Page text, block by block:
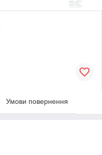
Умови повернення